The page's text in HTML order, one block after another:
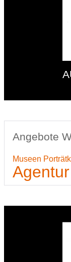
Angebote
Museen
Agentur